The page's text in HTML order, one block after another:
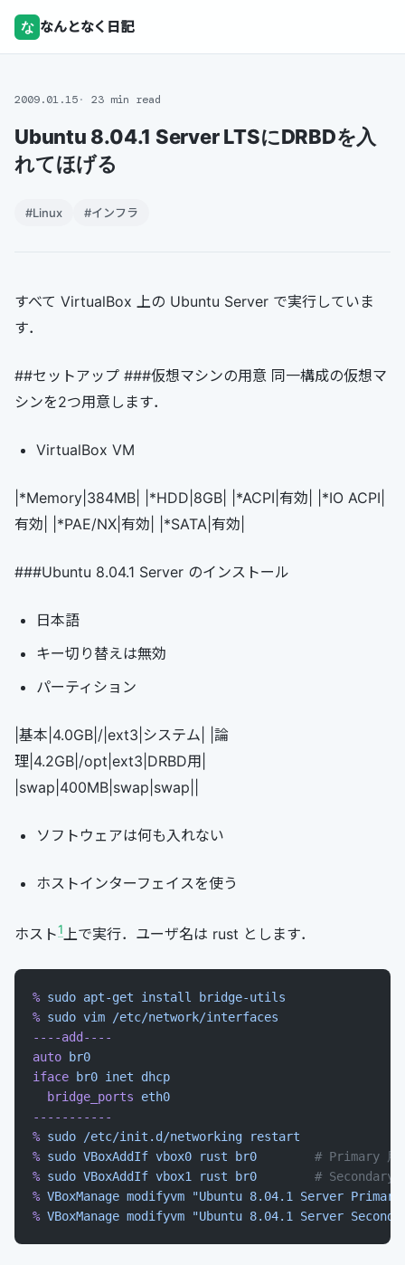
な なんとなく日記
2009.01.15 23 min read
Ubuntu 8.04.1 Server LTSにDRBDを入
れてほげる
#Linux #インフラ
すべて VirtualBox 上の Ubuntu Server で実行していま
す．
##セットアップ ###仮想マシンの用意 同一構成の仮想マ
シンを2つ用意します．
VirtualBox VM
|*Memory|384MB| |*HDD|8GB| |*ACPI|有効| |*IO ACPI|
有効| |*PAE/NX|有効| |*SATA|有効|
###Ubuntu 8.04.1 Server のインストール
日本語
キー切り替えは無効
パーティション
|基本|4.0GB|/|ext3|システム| |論
理|4.2GB|/opt|ext3|DRBD用|
|swap|400MB|swap|swap||
ソフトウェアは何も入れない
ホストインターフェイスを使う
ホスト1上で実行．ユーザ名は rust とします．
% sudo apt-get install bridge-utils
% sudo vim /etc/network/interfaces
----add----
auto br0
iface br0 inet dhcp
  bridge_ports
eth0
-----------
% sudo /etc/init.d/networking restart
% sudo VBoxAddIf vbox0 rust br0
        # Primary 用
% sudo VBoxAddIf vbox1 rust br0
# Secondary
% VBoxManage modifyvm "Ubuntu 8.04.1 Server
% VBoxManage modifyvm "Ubuntu 8.04.1 Server